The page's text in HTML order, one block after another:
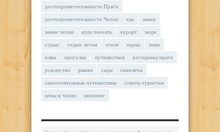
достопримечательности Праги
достопримечательности Чехии еда замки
замки чехии куда поехать курорт море
отдых отдых летом отели парки пиво
пляж прогулки путешествия рестораны праги
рождество рынки сады самолеты
самостоятельные путешествия советы туристам
цены в чехии шоппинг